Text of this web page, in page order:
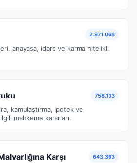
2.971.068
anayasa, idare ve karma nitelikli
758.133
kamulaştırma, ipotek ve
mahkeme kararları.
Karşı
643.363